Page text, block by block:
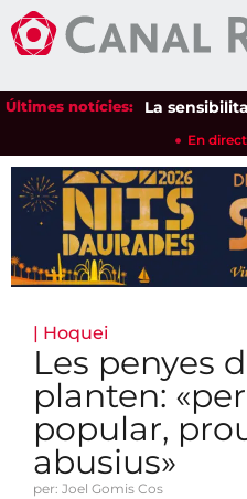
Últimes notícies:La sensibilitat
En
| Hoquei
Les penyes
planten:
popular,
abusius»
per: Joel Gomis Cos